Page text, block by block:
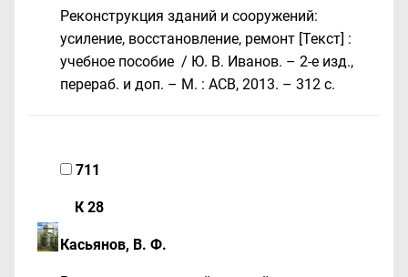
Реконструкция зданий и сооружений:
усиление, восстановление, ремонт [Текст] :
учебное пособие / Ю. В. Иванов. – 2-е изд.,
перераб. и доп. – М. : АСВ, 2013. – 312 с.
711
К 28
Касьянов, В. Ф.